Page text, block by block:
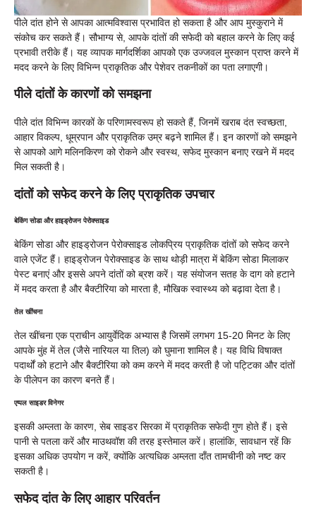
पीले दांत होने से आपका आत्मविश्वास प्रभावित हो सकता है और आप मुस्कुराने में
संकोच कर सकते हैं। सौभाग्य से, आपके दांतों की सफेदी को बहाल करने के लिए कई
प्रभावी तरीके हैं। यह व्यापक मार्गदर्शिका आपको एक उज्जवल मुस्कान प्राप्त करने में
मदद करने के लिए विभिन्न प्राकृतिक और पेशेवर तकनीकों का पता लगाएगी।
पीले दांतों के कारणों को समझना
पीले दांत विभिन्न कारकों के परिणामस्वरूप हो सकते हैं, जिनमें खराब दंत स्वच्छता,
आहार विकल्प, धूम्रपान और प्राकृतिक उम्र बढ़ने शामिल हैं। इन कारणों को समझने
से आपको आगे मलिनकिरण को रोकने और स्वस्थ, सफेद मुस्कान बनाए रखने में मदद
मिल सकती है।
दांतों को सफेद करने के लिए प्राकृतिक उपचार
बेकिंग सोडा और हाइड्रोजन पेरोक्साइड
बेकिंग सोडा और हाइड्रोजन पेरोक्साइड लोकप्रिय प्राकृतिक दांतों को सफेद करने
वाले एजेंट हैं। हाइड्रोजन पेरोक्साइड के साथ थोड़ी मात्रा में बेकिंग सोडा मिलाकर
पेस्ट बनाएं और इससे अपने दांतों को ब्रश करें। यह संयोजन सतह के दाग को हटाने
में मदद करता है और बैक्टीरिया को मारता है, मौखिक स्वास्थ्य को बढ़ावा देता है।
तेल खींचना
तेल खींचना एक प्राचीन आयुर्वेदिक अभ्यास है जिसमें लगभग 15-20 मिनट के लिए
आपके मुंह में तेल (जैसे नारियल या तिल) को घुमाना शामिल है। यह विधि विषाक्त
पदार्थों को हटाने और बैक्टीरिया को कम करने में मदद करती है जो पट्टिका और दांतों
के पीलेपन का कारण बनते हैं।
एप्पल साइडर विनेगर
इसकी अम्लता के कारण, सेब साइडर सिरका में प्राकृतिक सफेदी गुण होते हैं। इसे
पानी से पतला करें और माउथवॉश की तरह इस्तेमाल करें। हालांकि, सावधान रहें कि
इसका अधिक उपयोग न करें, क्योंकि अत्यधिक अम्लता दाँत तामचीनी को नष्ट कर
सकती है।
सफेद दांत के लिए आहार परिवर्तन